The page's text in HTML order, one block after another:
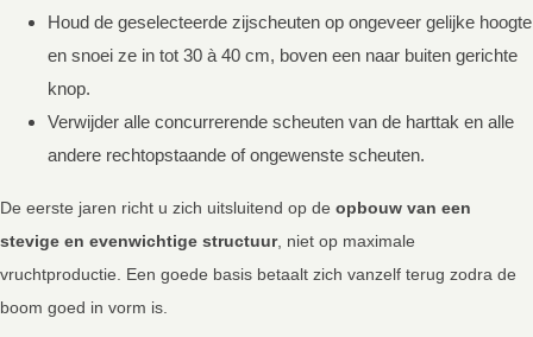
Houd de geselecteerde zijscheuten op ongeveer gelijke hoogte
en snoei ze in tot 30 à 40 cm, boven een naar buiten gerichte
knop.
Verwijder alle concurrerende scheuten van de harttak en alle
andere rechtopstaande of ongewenste scheuten.
De eerste jaren richt u zich uitsluitend op de opbouw van een
stevige en evenwichtige structuur, niet op maximale
vruchtproductie. Een goede basis betaalt zich vanzelf terug zodra de
boom goed in vorm is.